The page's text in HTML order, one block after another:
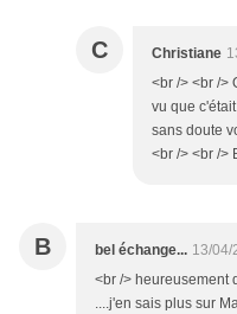
C Christiane
<br /> <br />
vu que
sans doute
<br /> <br />
B bel échange... 13/04/
<br /> heureusement
....j'en sais plus sur